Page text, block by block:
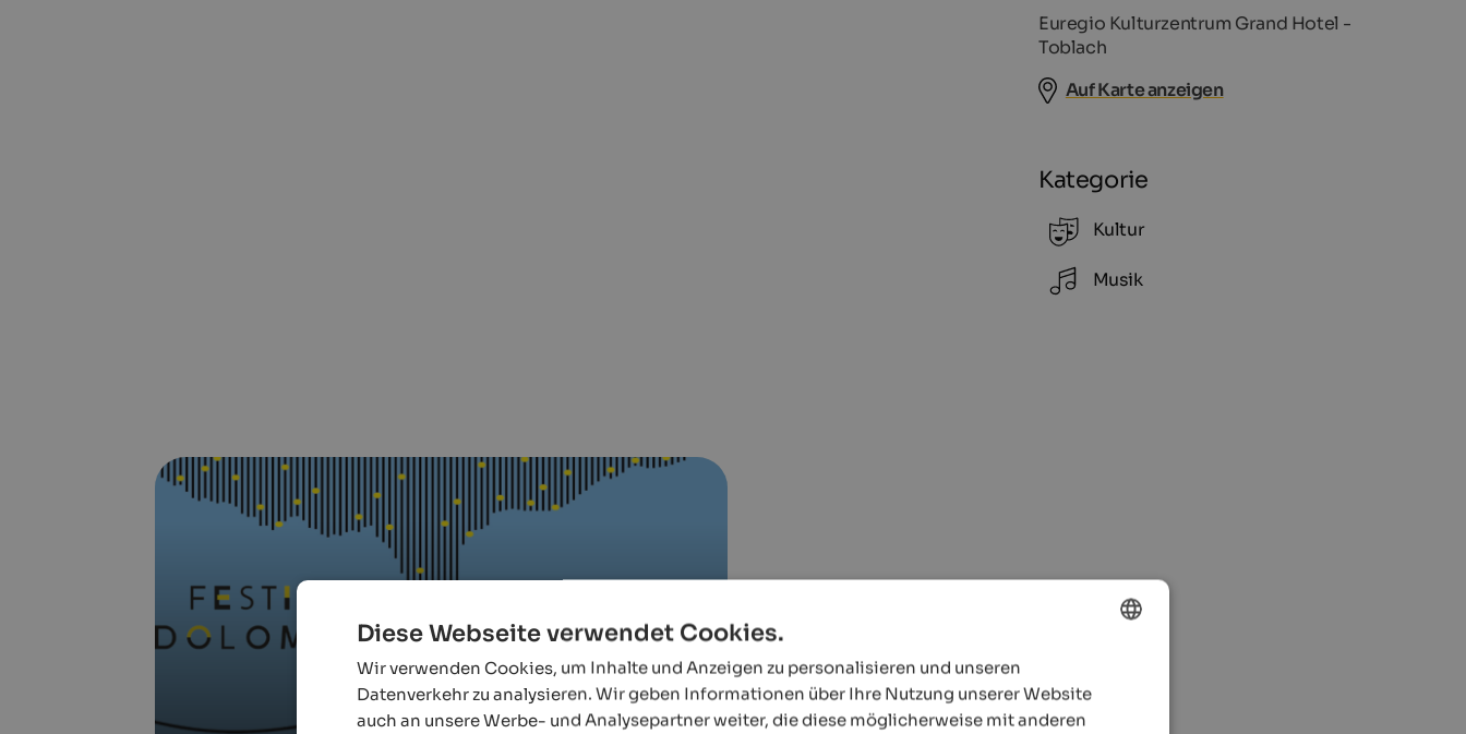
Euregio Kulturzentrum Grand Hotel -
Toblach
Auf Karte anzeigen
Kategorie
Kultur
Musik
GERMAN
Diese Webseite verwendet Cookies.
Wir verwenden Cookies, um Inhalte und Anzeigen zu personalisieren und unseren
Datenverkehr zu analysieren. Wir geben Informationen über Ihre Nutzung unserer Website
auch an unsere Werbe- und Analysepartner weiter, die diese möglicherweise mit anderen